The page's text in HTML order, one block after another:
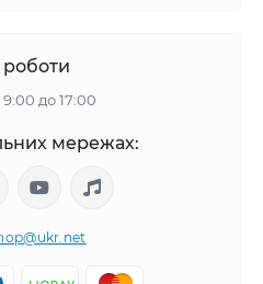
до 17:00
мережах: